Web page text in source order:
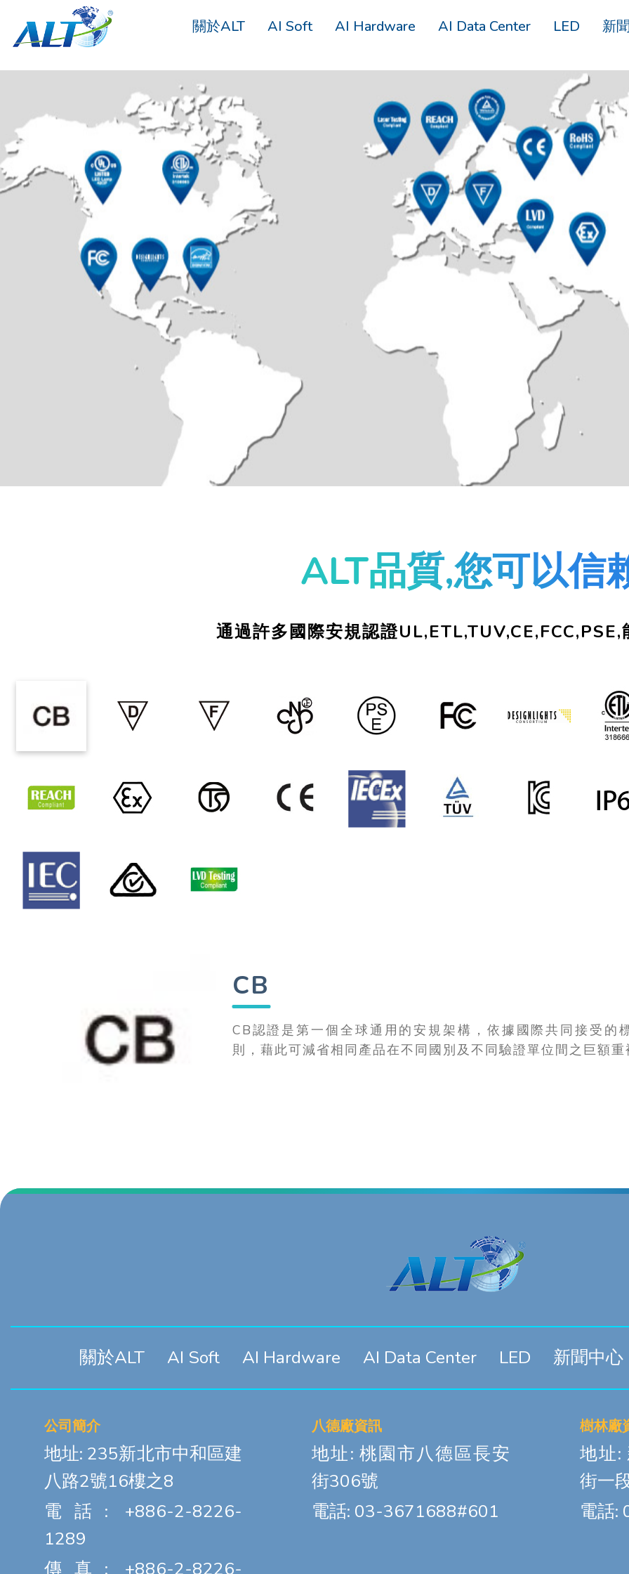
關於ALT AI Soft AI Hardware AI Data Center LED 新
ALT品質,您可以信
通過許多國際安規認證UL,ETL,TUV,CE,FCC,PSE,
CB
CB認證是第一個全球通用的安規架構，依據國際共同接受的
則，藉此可減省相同產品在不同國別及不同驗證單位間之巨額
關於ALT AI Soft AI Hardware AI Data Center LED 新聞中心
公司簡介
地址: 235新北市中和區建
八路2號16樓之8
電話: +886-2-8226-
1289
傳真: +886-2-8226-
八德廠資訊
地址: 桃園市八德區長安
街306號
電話: 03-3671688#601
樹林廠
地址:
街一
電話: